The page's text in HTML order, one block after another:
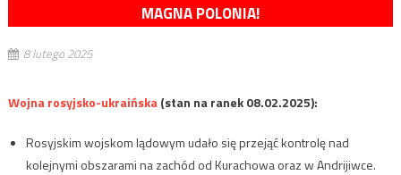
MAGNA POLONIA!
8 lutego 2025
Wojna rosyjsko-ukraińska(stan na ranek 08.02.2025):
Rosyjskim wojskom lądowym udało się przejąć kontrolę nad
kolejnymi obszarami na zachód od Kurachowa oraz w Andrijiwce.